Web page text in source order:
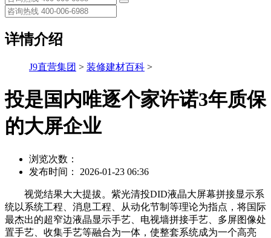
详情介绍
J9直营集团 > 装修建材百科 >
投是国内唯逐个家许诺3年质保
的大屏企业
浏览次数：
发布时间： 2026-01-23 06:36
视觉结果大大提拔。紫光清投DID液晶大屏幕拼接显示系
统以系统工程、消息工程、从动化节制等理论为指点，将国际
最杰出的超窄边液晶显示手艺、电视墙拼接手艺、多屏图像处
置手艺、收集手艺等融合为一体，使整套系统成为一个高亮